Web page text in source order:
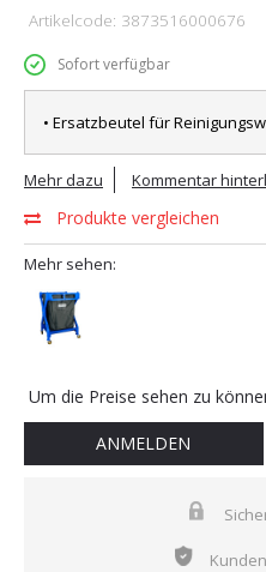
Artikelcode: 3873516000676
Sofort verfügbar
• Ersatzbeutel für
Mehr dazu Kommentar
Produkte vergleichen
Mehr sehen:
Um die Preise sehen zu
ANMELDEN